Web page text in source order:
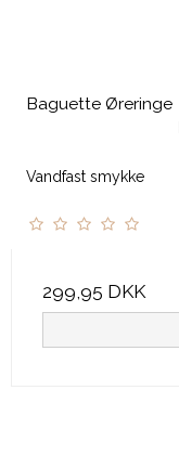
Baguette Øreringe
Vandfast smykke
299,95 DKK